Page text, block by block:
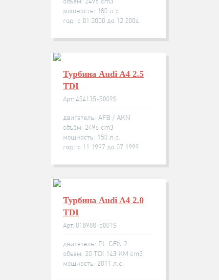
мощность: 180 л.с.
год: с 01.2000 до 12.2004
Турбина Audi A4 2.5
TDI
Арт: 454135-5009S
двигатель: AFB / AKN
объём: 2496 cm3
мощность: 150 л.с.
год: с 11.1997 до 07.1999
Турбина Audi A4 2.0
TDI
Арт: 818988-5001S
двигатель: PL GEN 2
объём: 20 TDI 143 KM cm3
мощность: 2011 л.с.